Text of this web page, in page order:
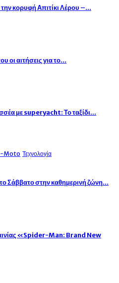
κορυφή Απιτίκι Λέρου –…
οι αιτήσεις για το…
με superyacht: Το ταξίδι…
Moto Τεχνολογία
Σάββατο στην καθημερινή ζώνη…
«Spider-Man: Brand New